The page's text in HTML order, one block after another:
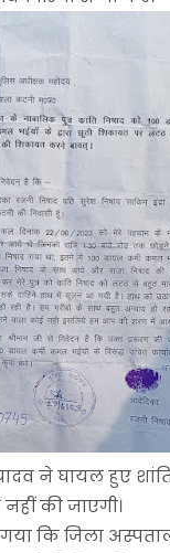
ने घायल हुए
की जाएगी।
कि जिला